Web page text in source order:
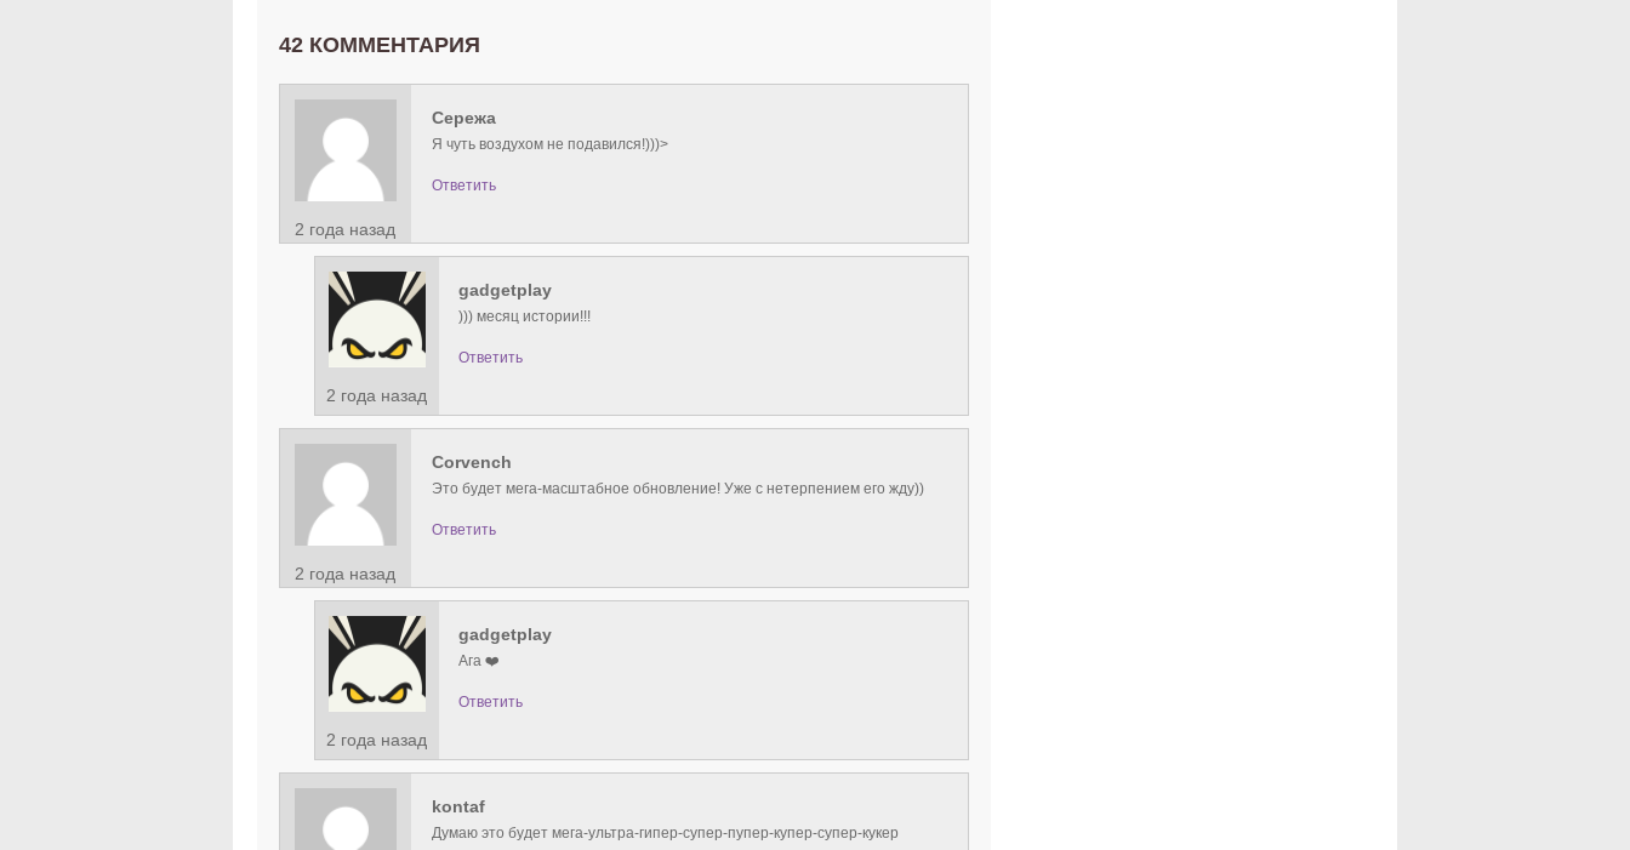
42 КОММЕНТАРИЯ
2 года назад
Сережа
Я чуть воздухом не подавился!)))>
Ответить
2 года назад
gadgetplay
))) месяц истории!!!
Ответить
2 года назад
Corvench
Это будет мега-масштабное обновление! Уже с нетерпением его жду))
Ответить
2 года назад
gadgetplay
Ага ❤️
Ответить
kontaf
Думаю это будет мега-ультра-гипер-супер-пупер-купер-супер-кукер